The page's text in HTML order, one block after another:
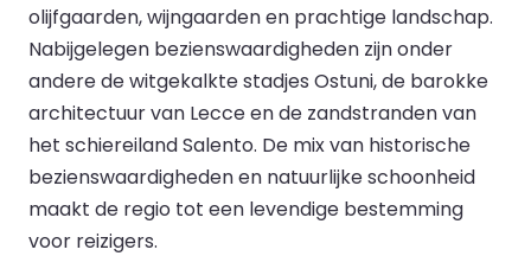
olijfgaarden, wijngaarden en prachtige landschap.
Nabijgelegen bezienswaardigheden zijn onder
andere de witgekalkte stadjes Ostuni, de barokke
architectuur van Lecce en de zandstranden van
het schiereiland Salento. De mix van historische
bezienswaardigheden en natuurlijke schoonheid
maakt de regio tot een levendige bestemming
voor reizigers.